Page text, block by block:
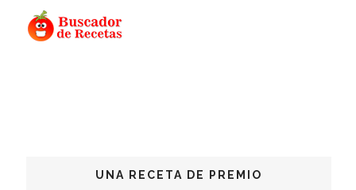
UNA RECETA DE PREMIO